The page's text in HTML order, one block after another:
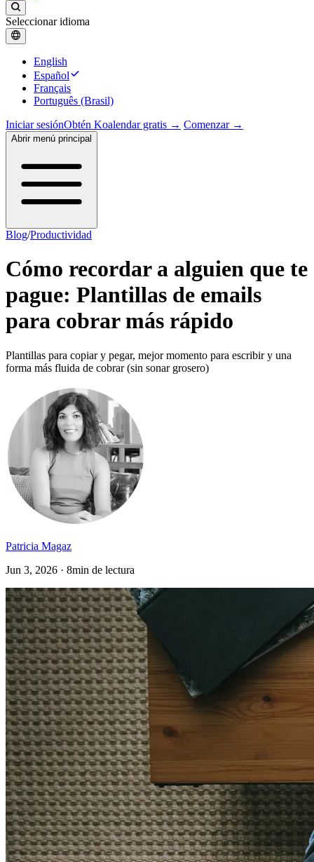
Seleccionar idioma
English
Español
Français
Português (Brasil)
Iniciar sesiónObtén Koalendar gratis → Comenzar →
Abrir menú principal
Blog/Productividad
Cómo recordar a alguien que te
pague: Plantillas de emails
para cobrar más rápido
Plantillas para copiar y pegar, mejor momento para escribir y una
forma más fluida de cobrar (sin sonar grosero)
Patricia Magaz
Jun 3, 2026 · 8min de lectura